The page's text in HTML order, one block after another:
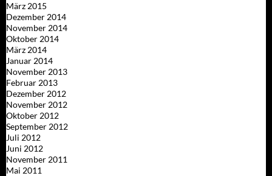
März 2015
Dezember 2014
November 2014
Oktober 2014
März 2014
Januar 2014
November 2013
Februar 2013
Dezember 2012
November 2012
Oktober 2012
September 2012
Juli 2012
Juni 2012
November 2011
Mai 2011